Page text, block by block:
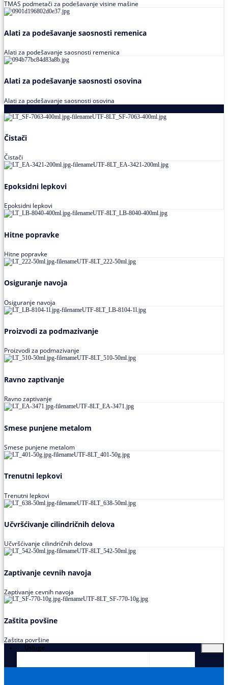
TMAS podmetači za podešavanje visine mašine
Alati za podešavanje saosnosti remenica
Alati za podešavanje saosnosti remenica
Alati za podešavanje saosnosti osovina
Alati za podešavanje saosnosti osovina
Čistači
Čistači
Epoksidni lepkovi
Epoksidni lepkovi
Hitne popravke
Hitne popravke
Osiguranje navoja
Osiguranje navoja
Proizvodi za podmazivanje
Proizvodi za podmazivanje
Ravno zaptivanje
Ravno zaptivanje
Smese punjene metalom
Smese punjene metalom
Trenutni lepkovi
Trenutni lepkovi
Učvršćivanje cilindričnih delova
Učvršćivanje cilindričnih delova
Zaptivanje cevnih navoja
Zaptivanje cevnih navoja
Zaštita povšine
Zaštita površine
Usluge